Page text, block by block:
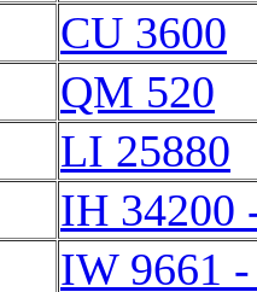
CU 3600
QM 520
LI 25880
IH 34200
IW 9661